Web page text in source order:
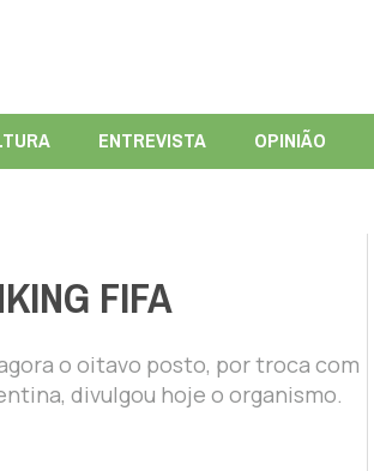
ENTREVISTA OPINIÃO
FIFA
o oitavo posto, por troca com
divulgou hoje o organismo.